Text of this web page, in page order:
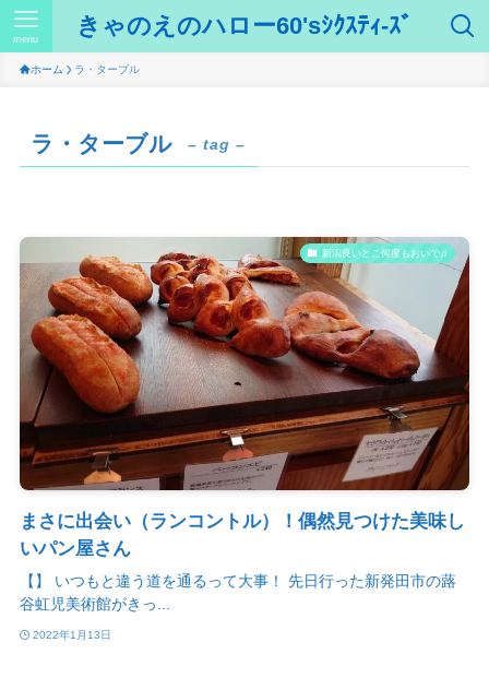
きゃのえのハロー60'sｼｸｽﾃｨ-ｽﾞ
menu
ホーム ラ・ターブル
ラ・ターブル – tag –
新潟良いとこ何度もおいで♫
まさに出会い（ランコントル）！偶然見つけた美味し
いパン屋さん
【】 いつもと違う道を通るって大事！ 先日行った新発田市の蕗
谷虹児美術館がきっ...
2022年1月13日